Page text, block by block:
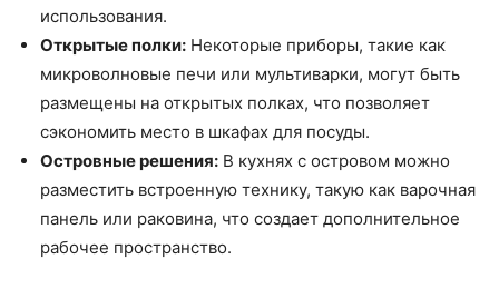
использования.
Открытые полки: Некоторые приборы, такие как
микроволновые печи или мультиварки, могут быть
размещены на открытых полках, что позволяет
сэкономить место в шкафах для посуды.
Островные решения: В кухнях с островом можно
разместить встроенную технику, такую как варочная
панель или раковина, что создает дополнительное
рабочее пространство.